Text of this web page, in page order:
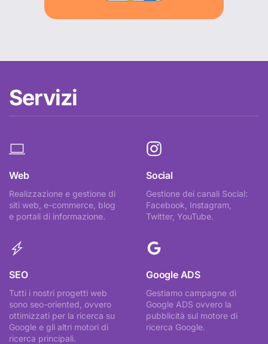
Servizi
Web
Realizzazione e gestione di
siti web, e-commerce, blog
e portali di informazione.
Social
Gestione dei canali Social:
Facebook, Instagram,
Twitter, YouTube.
SEO
Tutti i nostri progetti web
sono seo-oriented, ovvero
ottimizzati per la ricerca su
Google e gli altri motori di
ricerca principali.
Google ADS
Gestiamo campagne di
Google ADS ovvero la
pubblicità sul motore di
ricerca Google.